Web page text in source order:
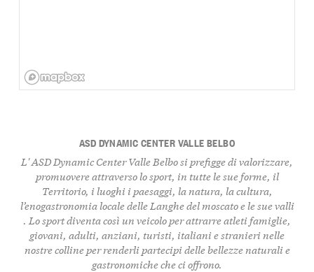
ASD DYNAMIC CENTER VALLE BELBO
L' ASD Dynamic Center Valle Belbo si prefigge di valorizzare,
promuovere attraverso lo sport, in tutte le sue forme, il
Territorio, i luoghi i paesaggi, la natura, la cultura,
l’enogastronomia locale delle Langhe del moscato e le sue valli
. Lo sport diventa così un veicolo per attrarre atleti famiglie,
giovani, adulti, anziani, turisti, italiani e stranieri nelle
nostre colline per renderli partecipi delle bellezze naturali e
gastronomiche che ci offrono.